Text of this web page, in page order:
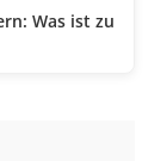
Was ist zu